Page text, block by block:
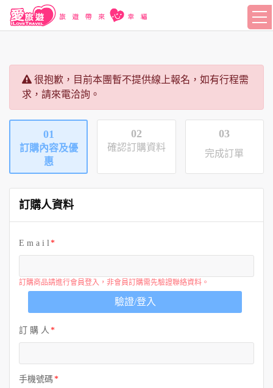
很抱歉，目前本團暫不提供線上報名，如有行程需
求，請來電洽詢。
01
訂購內容及優
惠
02
確認訂購資料
03
完成訂單
訂購人資料
E m a i l
訂購商品請進行會員登入，非會員訂購需先驗證聯絡資料。
驗證/登入
訂 購 人
手機號碼